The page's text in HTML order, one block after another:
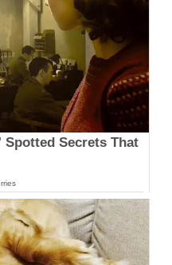
Spotted Secrets That